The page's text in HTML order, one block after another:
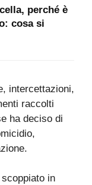
perché è
cosa si
intercettazioni,
raccolti
ha deciso di
in